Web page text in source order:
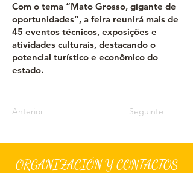
Com o tema “Mato Grosso, gigante de
oportunidades”, a feira reunirá mais de
45 eventos técnicos, exposições e
atividades culturais, destacando o
potencial turístico e econômico do
estado.
Anterior Seguinte
ORGANIZACIÓN Y CONTACTOS